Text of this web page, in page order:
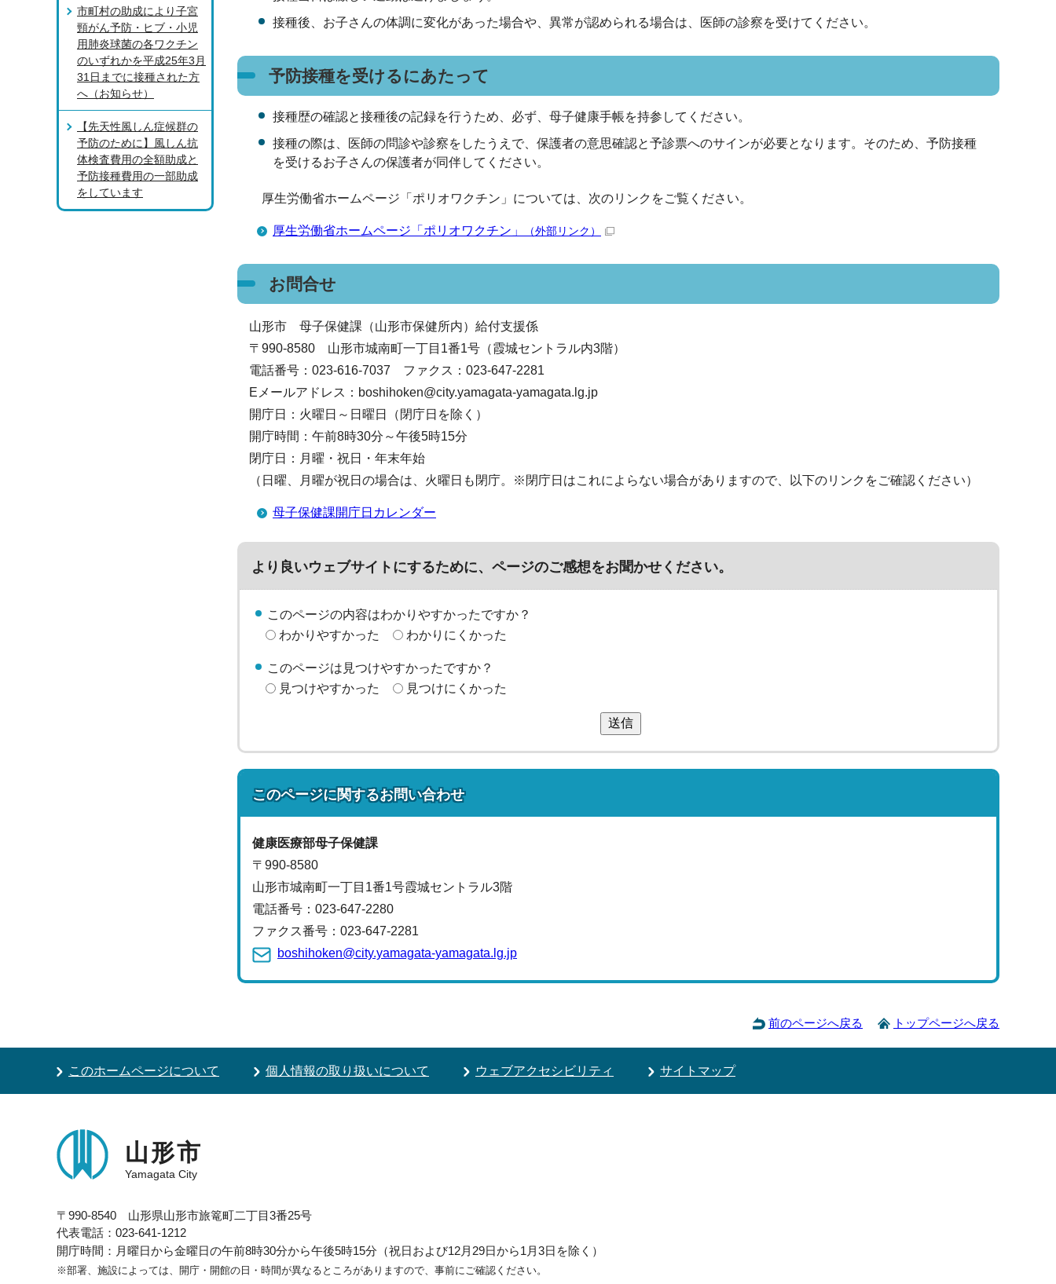
接種後、お子さんの体調に変化があった場合や、異常が認められる場合は、医師の診察を受けてください。
予防接種を受けるにあたって
接種歴の確認と接種後の記録を行うため、必ず、母子健康手帳を持参してください。
接種の際は、医師の問診や診察をしたうえで、保護者の意思確認と予診票へのサインが必要となります。そのため、予防接種
を受けるお子さんの保護者が同伴してください。
厚生労働省ホームページ「ポリオワクチン」については、次のリンクをご覧ください。
厚生労働省ホームページ「ポリオワクチン」 （外部リンク）
お問合せ
山形市 母子保健課（山形市保健所内）給付支援係
〒990-8580 山形市城南町一丁目1番1号（霞城セントラル内3階）
電話番号：023-616-7037 ファクス：023-647-2281
Eメールアドレス：boshihoken@city.yamagata-yamagata.lg.jp
開庁日：火曜日～日曜日（閉庁日を除く）
開庁時間：午前8時30分～午後5時15分
閉庁日：月曜・祝日・年末年始
（日曜、月曜が祝日の場合は、火曜日も閉庁。※閉庁日はこれによらない場合がありますので、以下のリンクをご確認ください）
母子保健課開庁日カレンダー
より良いウェブサイトにするために、ページのご感想をお聞かせください。
このページの内容はわかりやすかったですか？
わかりやすかった
わかりにくかった
このページは見つけやすかったですか？
見つけやすかった
見つけにくかった
送信
このページに関するお問い合わせ
健康医療部母子保健課
〒990-8580
山形市城南町一丁目1番1号霞城セントラル3階
電話番号： 023-647-2280
ファクス番号：023-647-2281
boshihoken@city.yamagata-yamagata.lg.jp
市町村の助成により子宮
頸がん予防・ヒブ・小児
用肺炎球菌の各ワクチン
のいずれかを平成25年3月
31日までに接種された方
へ（お知らせ）
【先天性風しん症候群の
予防のために】風しん抗
体検査費用の全額助成と
予防接種費用の一部助成
をしています
前のページへ戻る トップページへ戻る
このホームページについて 個人情報の取り扱いについて ウェブアクセシビリティ サイトマップ
山形市
Yamagata City
〒990-8540 山形県山形市旅篭町二丁目3番25号
代表電話：023-641-1212
開庁時間：月曜日から金曜日の午前8時30分から午後5時15分（祝日および12月29日から1月3日を除く）
※部署、施設によっては、開庁・開館の日・時間が異なるところがありますので、事前にご確認ください。